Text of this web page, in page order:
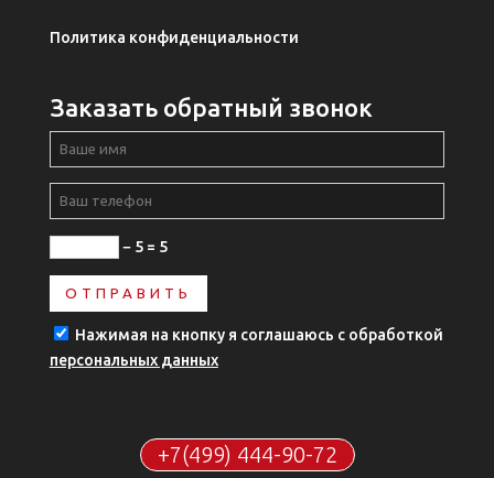
Политика конфиденциальности
Заказать обратный звонок
− 5 = 5
Нажимая на кнопку я соглашаюсь с обработкой
персональных данных
+7(499) 444-90-72